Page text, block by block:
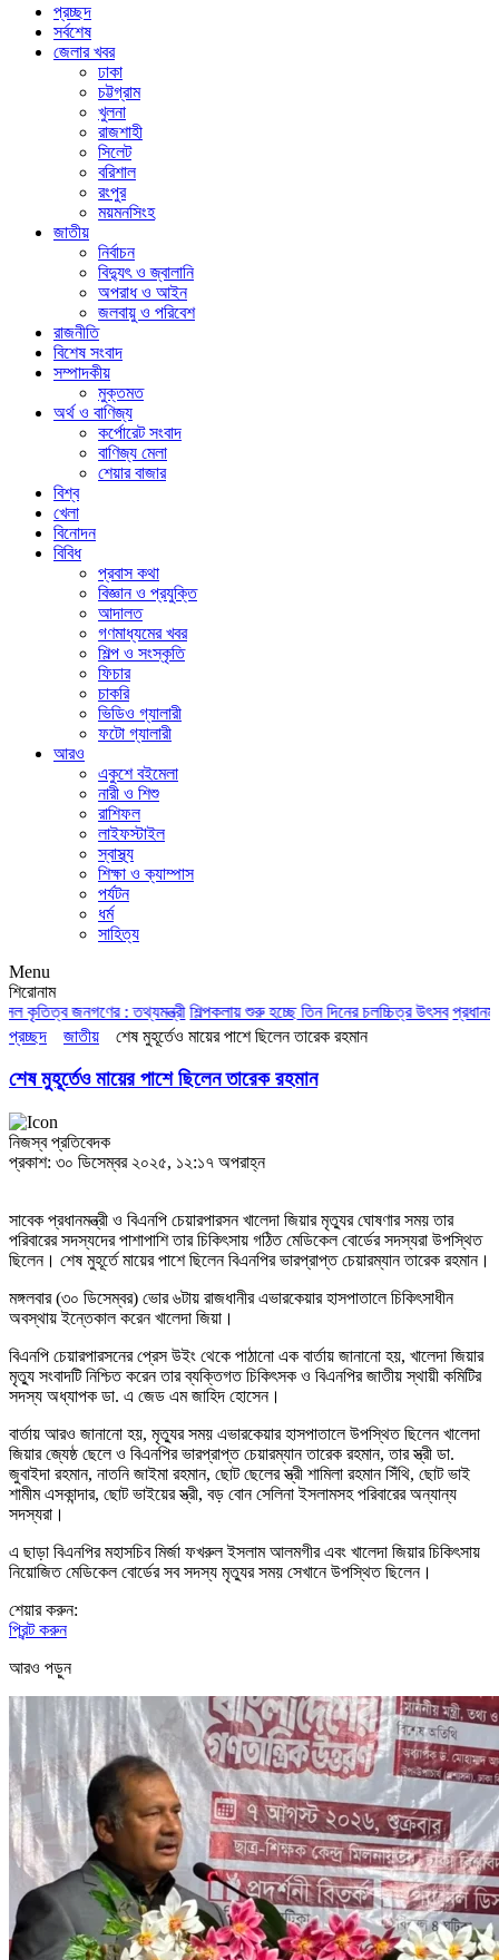
প্রচ্ছদ
সর্বশেষ
জেলার খবর
ঢাকা
চট্টগ্রাম
খুলনা
রাজশাহী
সিলেট
বরিশাল
রংপুর
ময়মনসিংহ
জাতীয়
নির্বাচন
বিদ্যুৎ ও জ্বালানি
অপরাধ ও আইন
জলবায়ু ও পরিবেশ
রাজনীতি
বিশেষ সংবাদ
সম্পাদকীয়
মুক্তমত
অর্থ ও বাণিজ্য
কর্পোরেট সংবাদ
বাণিজ্য মেলা
শেয়ার বাজার
বিশ্ব
খেলা
বিনোদন
বিবিধ
প্রবাস কথা
বিজ্ঞান ও প্রযুক্তি
আদালত
গণমাধ্যমের খবর
শিল্প ও সংস্কৃতি
ফিচার
চাকরি
ভিডিও গ্যালারী
ফটো গ্যালারী
আরও
একুশে বইমেলা
নারী ও শিশু
রাশিফল
লাইফস্টাইল
স্বাস্থ্য
শিক্ষা ও ক্যাম্পাস
পর্যটন
ধর্ম
সাহিত্য
Menu
শিরোনাম
জনগণের : তথ্যমন্ত্রী শিল্পকলায় শুরু হচ্ছে তিন দিনের চলচ্চিত্র উৎসব
প্রচ্ছদ
জাতীয় শেষ মুহূর্তেও মায়ের পাশে ছিলেন তারেক রহমান
শেষ মুহূর্তেও মায়ের পাশে ছিলেন তারেক রহমান
নিজস্ব প্রতিবেদক
প্রকাশ: ৩০ ডিসেম্বর ২০২৫, ১২:১৭ অপরাহ্ন
সাবেক প্রধানমন্ত্রী ও বিএনপি চেয়ারপারসন খালেদা জিয়ার মৃত্যুর ঘোষণার সময় তার
পরিবারের সদস্যদের পাশাপাশি তার চিকিৎসায় গঠিত মেডিকেল বোর্ডের সদস্যরা উপস্থিত
ছিলেন। শেষ মুহূর্তে মায়ের পাশে ছিলেন বিএনপির ভারপ্রাপ্ত চেয়ারম্যান তারেক রহমান।
মঙ্গলবার (৩০ ডিসেম্বর) ভোর ৬টায় রাজধানীর এভারকেয়ার হাসপাতালে চিকিৎসাধীন
অবস্থায় ইন্তেকাল করেন খালেদা জিয়া।
বিএনপি চেয়ারপারসনের প্রেস উইং থেকে পাঠানো এক বার্তায় জানানো হয়, খালেদা জিয়ার
মৃত্যু সংবাদটি নিশ্চিত করেন তার ব্যক্তিগত চিকিৎসক ও বিএনপির জাতীয় স্থায়ী কমিটির
সদস্য অধ্যাপক ডা. এ জেড এম জাহিদ হোসেন।
বার্তায় আরও জানানো হয়, মৃত্যুর সময় এভারকেয়ার হাসপাতালে উপস্থিত ছিলেন খালেদা
জিয়ার জ্যেষ্ঠ ছেলে ও বিএনপির ভারপ্রাপ্ত চেয়ারম্যান তারেক রহমান, তার স্ত্রী ডা.
জুবাইদা রহমান, নাতনি জাইমা রহমান, ছোট ছেলের স্ত্রী শামিলা রহমান সিঁথি, ছোট ভাই
শামীম এসকান্দার, ছোট ভাইয়ের স্ত্রী, বড় বোন সেলিনা ইসলামসহ পরিবারের অন্যান্য
সদস্যরা।
এ ছাড়া বিএনপির মহাসচিব মির্জা ফখরুল ইসলাম আলমগীর এবং খালেদা জিয়ার চিকিৎসায়
নিয়োজিত মেডিকেল বোর্ডের সব সদস্য মৃত্যুর সময় সেখানে উপস্থিত ছিলেন।
শেয়ার করুন:
প্রিন্ট করুন
আরও পড়ুন